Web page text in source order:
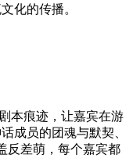
化的传播。
本痕迹，让嘉宾在游
成员的团魂与默契、
反差萌，每个嘉宾都